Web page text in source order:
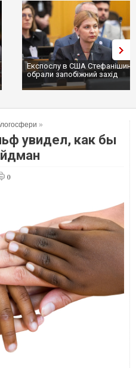
Експослу в США
обрали запобіжний захід
»
увидел, как бы
0